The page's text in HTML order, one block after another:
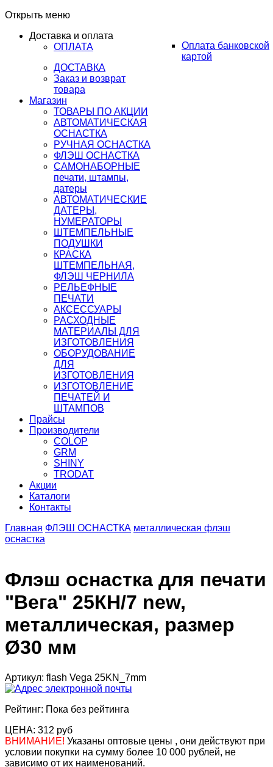
Открыть меню
Доставка и оплата
ОПЛАТА
Оплата банковской
картой
ДОСТАВКА
Заказ и возврат
товара
Магазин
ТОВАРЫ ПО АКЦИИ
АВТОМАТИЧЕСКАЯ
ОСНАСТКА
РУЧНАЯ ОСНАСТКА
ФЛЭШ ОСНАСТКА
САМОНАБОРНЫЕ
печати, штампы,
датеры
АВТОМАТИЧЕСКИЕ
ДАТЕРЫ,
НУМЕРАТОРЫ
ШТЕМПЕЛЬНЫЕ
ПОДУШКИ
КРАСКА
ШТЕМПЕЛЬНАЯ,
ФЛЭШ ЧЕРНИЛА
РЕЛЬЕФНЫЕ
ПЕЧАТИ
АКСЕССУАРЫ
РАСХОДНЫЕ
МАТЕРИАЛЫ ДЛЯ
ИЗГОТОВЛЕНИЯ
ОБОРУДОВАНИЕ
ДЛЯ
ИЗГОТОВЛЕНИЯ
ИЗГОТОВЛЕНИЕ
ПЕЧАТЕЙ И
ШТАМПОВ
Прайсы
Производители
COLOP
GRM
SHINY
TRODAT
Акции
Каталоги
Контакты
Главная ФЛЭШ ОСНАСТКА металлическая флэш
оснастка
Флэш оснастка для печати
"Вега" 25КН/7 new,
металлическая, размер
Ø30 мм
Артикул: flash Vega 25KN_7mm
Рейтинг: Пока без рейтинга
ЦЕНА: 312 руб
ВНИМАНИЕ! Указаны оптовые цены , они действуют при
условии покупки на сумму более 10 000 рублей, не
зависимо от их наименований.